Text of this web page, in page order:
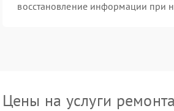
восстановление информации при
Цены на услуги ремонта